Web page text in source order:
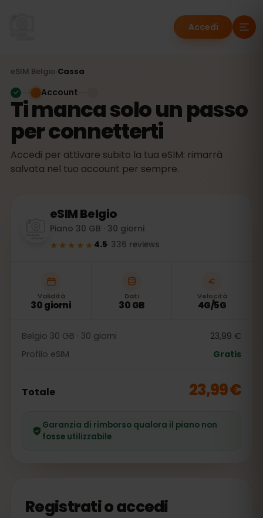
Accedi
eSIM Belgio Cassa
Ti manca solo un passo
per connetterti
Accedi per attivare subito la tua eSIM: rimarrà
salvata nel tuo account per sempre.
Account
eSIMBelgio
Piano 30 GB · 30 giorni
★★★★★ 4.5· 336 reviews
Validità
30 giorni
Dati
30 GB
Velocità
4G/5G
Belgio 30 GB · 30 giorni
23,99 €
Profilo eSIM
Gratis
Totale 23,99 €
Garanzia di rimborso qualora il piano non
fosse utilizzabile
Registrati o accedi